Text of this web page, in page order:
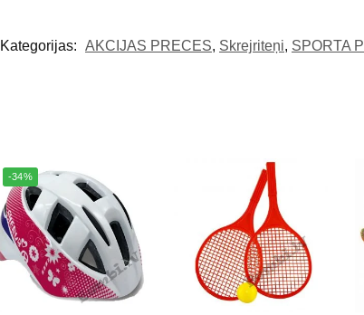
Kategorijas: AKCIJAS PRECES, Skrejriteņi, SPORTA
-34%